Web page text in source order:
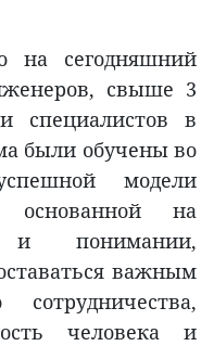
на сегодняшний
свыше 3
специалистов в
были обучены во
модели
основанной на
и понимании,
важным
сотрудничества,
человека и